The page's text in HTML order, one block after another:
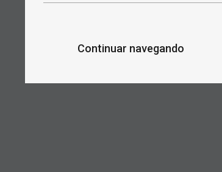
Continuar navegando